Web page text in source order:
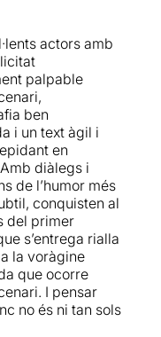
actors amb
palpable
ben
i un text àgil i
en
diàlegs i
de l’humor més
conquisten al
del primer
s’entrega rialla
la voràgine
que ocorre
I pensar
no és ni tan sols